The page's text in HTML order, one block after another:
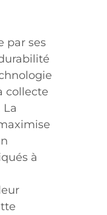
par ses
collecte
La
à